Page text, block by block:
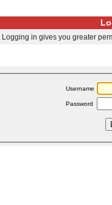
Logging in gives you greater
Username
Password